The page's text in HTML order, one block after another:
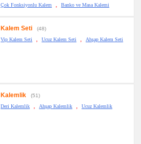
Çok Fonksiyonlu Kalem , Banko ve Masa Kalemi
Kalem Seti
(48)
Vip Kalem Seti
, Ucuz Kalem Seti , Ahşap Kalem Seti
Kalemlik
(51)
Deri Kalemlik
, Ahşap Kalemlik , Ucuz Kalemlik